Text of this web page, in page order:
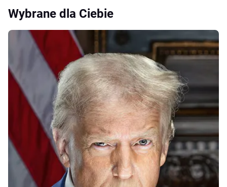
Wybrane dla Ciebie